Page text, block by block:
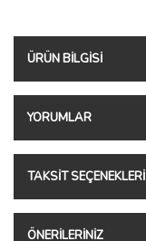
ÜRÜN BILGISI
YORUMLAR
TAKSIT SEÇENEKLERI
ÖNERILERINIZ